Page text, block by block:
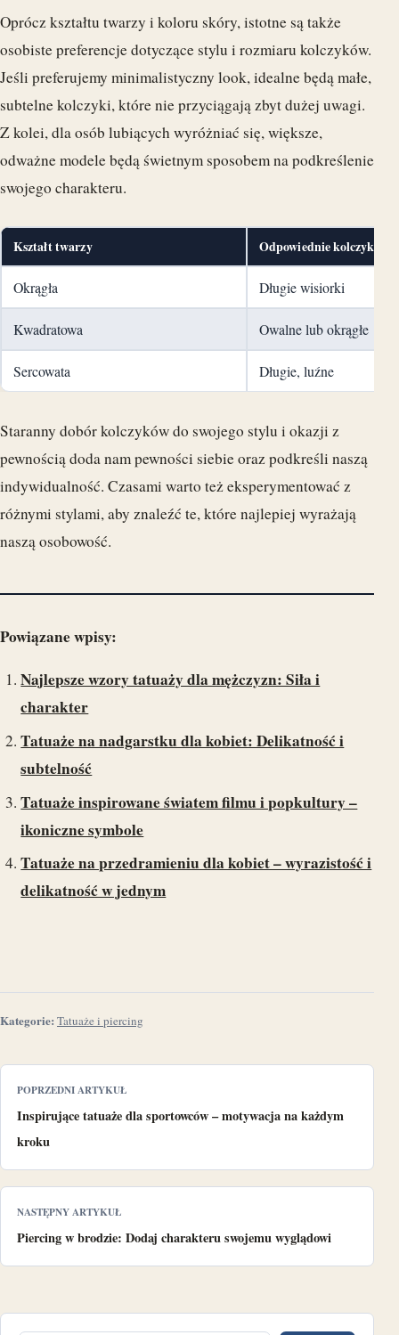
Oprócz kształtu twarzy i koloru skóry, istotne są także
osobiste preferencje dotyczące stylu i rozmiaru kolczyków.
Jeśli preferujemy minimalistyczny look, idealne będą małe,
subtelne kolczyki, które nie przyciągają zbyt dużej uwagi.
Z kolei, dla osób lubiących wyróżniać się, większe,
odważne modele będą świetnym sposobem na podkreślenie
swojego charakteru.
Kształt twarzy Odpowiednie kolczyki
Okrągła Długie wisiorki
Kwadratowa Owalne lub okrągłe
Sercowata Długie, luźne
Staranny dobór kolczyków do swojego stylu i okazji z
pewnością doda nam pewności siebie oraz podkreśli naszą
indywidualność. Czasami warto też eksperymentować z
różnymi stylami, aby znaleźć te, które najlepiej wyrażają
naszą osobowość.
Powiązane wpisy:
Najlepsze wzory tatuaży dla mężczyzn: Siła i
charakter
Tatuaże na nadgarstku dla kobiet: Delikatność i
subtelność
Tatuaże inspirowane światem filmu i popkultury –
ikoniczne symbole
Tatuaże na przedramieniu dla kobiet – wyrazistość i
delikatność w jednym
Kategorie: Tatuaże i piercing
POPRZEDNI ARTYKUŁ
Inspirujące tatuaże dla sportowców – motywacja na każdym
kroku
NASTĘPNY ARTYKUŁ
Piercing w brodzie: Dodaj charakteru swojemu wyglądowi